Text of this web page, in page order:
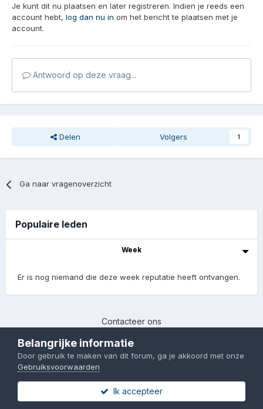
Je kunt dit nu plaatsen en later registreren. Indien je reeds een
account hebt, log dan nu in om het bericht te plaatsen met je
account.
Antwoord op deze vraag...
Delen Volgers 1
Ga naar vragenoverzicht
Populaire leden
Week
Er is nog niemand die deze week reputatie heeft ontvangen.
Contacteer ons
Powered by Invision Community
Belangrijke informatie
Door gebruik te maken van dit forum, ga je akkoord met onze
Gebruiksvoorwaarden
Ik accepteer